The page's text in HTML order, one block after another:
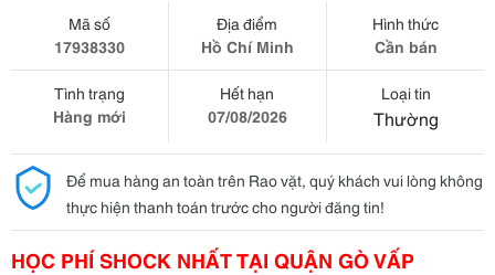
Mã số
17938330
Địa điểm
Hồ Chí Minh
Hình thức
Cần bán
Tình trạng
Hàng mới
Hết hạn
07/08/2026
Loại tin
Thường
Để mua hàng an toàn trên Rao vặt, quý khách vui lòng không
thực hiện thanh toán trước cho người đăng tin!
HỌC PHÍ SHOCK NHẤT TẠI QUẬN GÒ VẤP